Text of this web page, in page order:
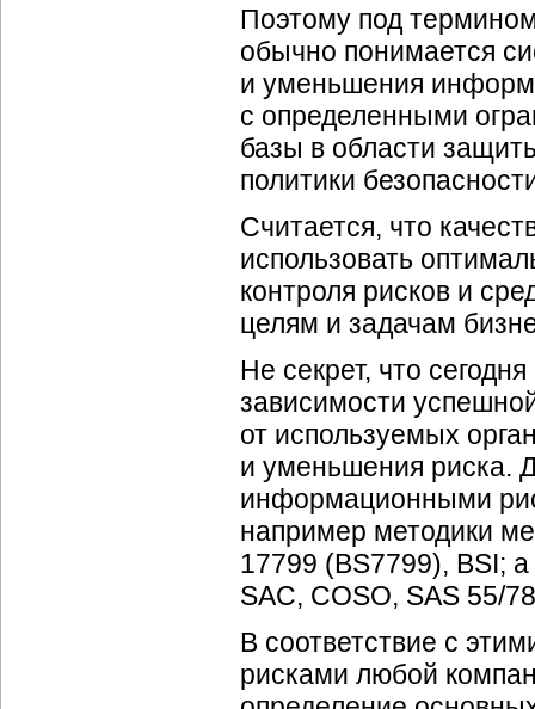
Поэтому под
обычно понимается
и уменьшения
с определенными
базы в области
политики
Считается, что
использовать
контроля рисков и
целям и задачам
Не секрет, что
зависимости
от используемых
и уменьшения риска.
информационными
например методики
17799 (BS7799), BSI;
SAC, COSO, SAS 55/
В соответствие с
рисками любой